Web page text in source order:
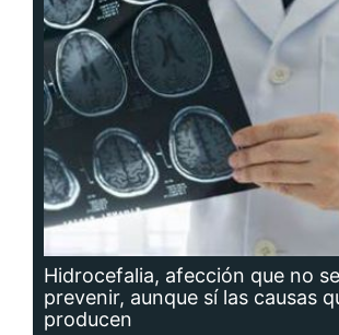
Hidrocefalia, afección que no
prevenir, aunque sí las causas
producen